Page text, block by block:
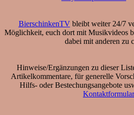
BierschinkenTVbleibt weiter 24/7
Möglichkeit, euch dort mit Musikvideos
dabei mit anderen zu
Hinweise/Ergänzungen zu dieser
Artikelkommentare, für generelle
Hilfs- oder Bestechungsangebote
Kontaktformular